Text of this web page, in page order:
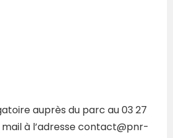
auprès du parc au 03 27
à l’adresse contact@pnr-